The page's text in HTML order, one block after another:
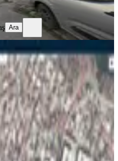
Ara
Azi̇zi̇ye De Satılık 130
Özdemir Mahallesi
m²· 29.01.2026